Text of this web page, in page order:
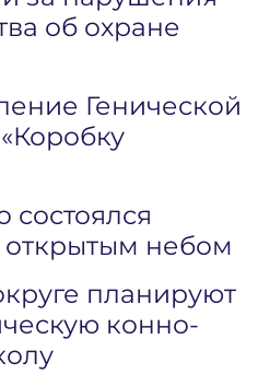
об охране
Генической
состоялся
открытым небом
планируют
конно-